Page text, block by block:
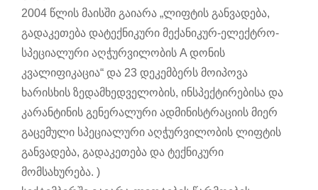
2004 წლის მაისში გაიარა „ლიფტის განვადება,
გადაკეთება დატექნიკური მექანიკურ-ელექტრო-
სპეციალური აღჭურვილობის A დონის
კვალიფიკაცია“ და 23 დეკემბერს მოიპოვა
ხარისხის ზედამხედველობის, ინსპექტირებისა და
კარანტინის გენერალური ადმინისტრაციის მიერ
გაცემული სპეციალური აღჭურვილობის ლიფტის
განვადება, გადაკეთება და ტექნიკური
მომსახურება. )